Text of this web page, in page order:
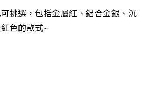
挑選，包括金屬紅、鋁合金銀、沉
紅色的款式~